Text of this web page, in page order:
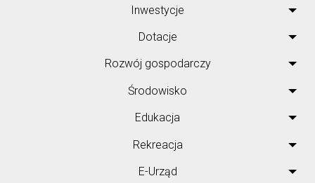
Inwestycje
Dotacje
Rozwój gospodarczy
Środowisko
Edukacja
Rekreacja
E-Urząd